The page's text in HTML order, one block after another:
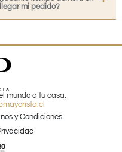
llegar mi pedido?
mundo a tu casa.
y Condiciones